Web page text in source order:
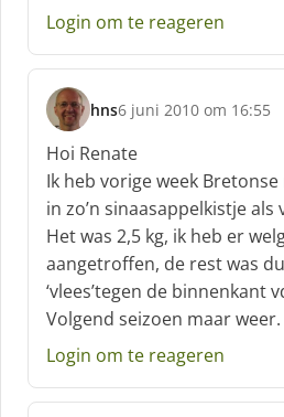
Login om te reageren
hns
s
c
h
r
e
e
f
:
6 juni 2010 om 16:55
Hoi Renate
Ik heb vorige week
in zo’n sinaasappelkistje als
Het was 2,5 kg, ik heb er
aangetroffen, de rest was
‘vlees’tegen de binnenkant
Volgend seizoen maar
Login om te reageren